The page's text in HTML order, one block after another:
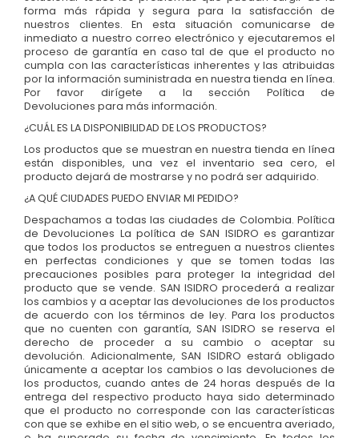
forma más rápida y segura para la satisfacción de
nuestros clientes. En esta situación comunicarse de
inmediato a nuestro correo electrónico y ejecutaremos el
proceso de garantía en caso tal de que el producto no
cumpla con las características inherentes y las atribuidas
por la información suministrada en nuestra tienda en línea.
Por favor dirígete a la sección Política de
Devoluciones para más información.
¿CUÁL ES LA DISPONIBILIDAD DE LOS PRODUCTOS?
Los productos que se muestran en nuestra tienda en línea
están disponibles, una vez el inventario sea cero, el
producto dejará de mostrarse y no podrá ser adquirido.
¿A QUÉ CIUDADES PUEDO ENVIAR MI PEDIDO?
Despachamos a todas las ciudades de Colombia. Política
de Devoluciones La política de SAN ISIDRO es garantizar
que todos los productos se entreguen a nuestros clientes
en perfectas condiciones y que se tomen todas las
precauciones posibles para proteger la integridad del
producto que se vende. SAN ISIDRO procederá a realizar
los cambios y a aceptar las devoluciones de los productos
de acuerdo con los términos de ley. Para los productos
que no cuenten con garantía, SAN ISIDRO se reserva el
derecho de proceder a su cambio o aceptar su
devolución. Adicionalmente, SAN ISIDRO estará obligado
únicamente a aceptar los cambios o las devoluciones de
los productos, cuando antes de 24 horas después de la
entrega del respectivo producto haya sido determinado
que el producto no corresponde con las características
con que se exhibe en el sitio web, o se encuentra averiado,